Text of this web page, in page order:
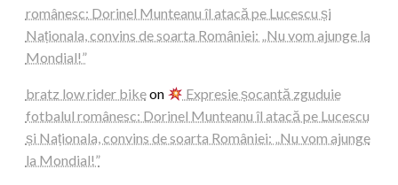
românesc: Dorinel Munteanu îl atacă pe Lucescu și
Naționala, convins de soarta României: „Nu vom ajunge la
Mondial!”
bratz low rider bikeon
Expresie șocantă zguduie
fotbalul românesc: Dorinel Munteanu îl atacă pe Lucescu
și Naționala, convins de soarta României: „Nu vom ajunge
la Mondial!”